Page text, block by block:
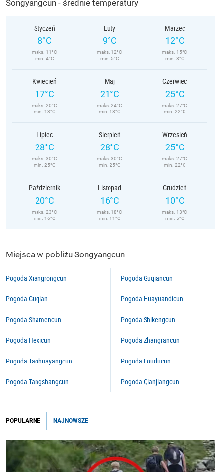
Songyangcun - średnie temperatury
Styczeń
8°C
maks. 11°C
min. 4°C
Luty
9°C
maks. 12°C
min. 5°C
Marzec
12°C
maks. 15°C
min. 8°C
Kwiecień
17°C
maks. 20°C
min. 13°C
Maj
21°C
maks. 24°C
min. 18°C
Czerwiec
25°C
maks. 27°C
min. 22°C
Lipiec
28°C
maks. 30°C
min. 25°C
Sierpień
28°C
maks. 30°C
min. 25°C
Wrzesień
25°C
maks. 27°C
min. 22°C
Październik
20°C
maks. 23°C
min. 16°C
Listopad
16°C
maks. 18°C
min. 11°C
Grudzień
10°C
maks. 13°C
min. 5°C
Miejsca w pobliżu Songyangcun
Pogoda Xiangrongcun
Pogoda Guqian
Pogoda Shamencun
Pogoda Hexicun
Pogoda Taohuayangcun
Pogoda Tangshangcun
Pogoda Guqiancun
Pogoda Huayuandicun
Pogoda Shikengcun
Pogoda Zhangrancun
Pogoda Louducun
Pogoda Qianjiangcun
POPULARNE NAJNOWSZE